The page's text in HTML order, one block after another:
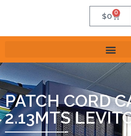
$0 0
PATCH CORD
2.13MTS